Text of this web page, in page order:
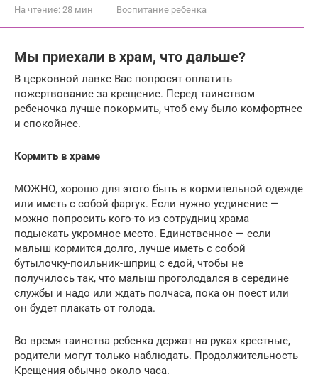
На чтение: 28 мин Воспитание ребенка
Мы приехали в храм, что дальше?
В церковной лавке Вас попросят оплатить
пожертвование за крещение. Перед таинством
ребеночка лучше покормить, чтоб ему было комфортнее
и спокойнее.
Кормить в храме
МОЖНО, хорошо для этого быть в кормительной одежде
или иметь с собой фартук. Если нужно уединение —
можно попросить кого-то из сотрудниц храма
подыскать укромное место. Единственное — если
малыш кормится долго, лучше иметь с собой
бутылочку-поильник-шприц с едой, чтобы не
получилось так, что малыш проголодался в середине
службы и надо или ждать полчаса, пока он поест или
он будет плакать от голода.
Во время таинства ребенка держат на руках крестные,
родители могут только наблюдать. Продолжительность
Крещения обычно около часа.